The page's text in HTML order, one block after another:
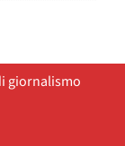
giornalismo